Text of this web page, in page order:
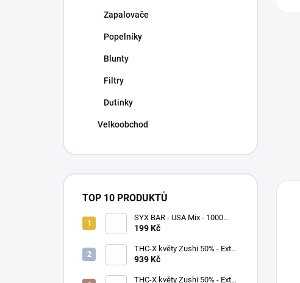
Zapalovače
Popelníky
Blunty
Filtry
Dutinky
Velkoobchod
TOP 10 PRODUKTŮ
SYX BAR - USA Mix - 1000
potáhnutí - 16,5mg
199 Kč
THC-X květy Zushi 50% - Extra
Strong (5g)
939 Kč
THC-X květy Zushi 50% - Extra